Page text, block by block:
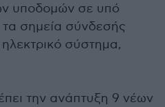
υποδομών σε υπό
σημεία σύνδεσής
σύστημα,
την ανάπτυξη 9 νέων